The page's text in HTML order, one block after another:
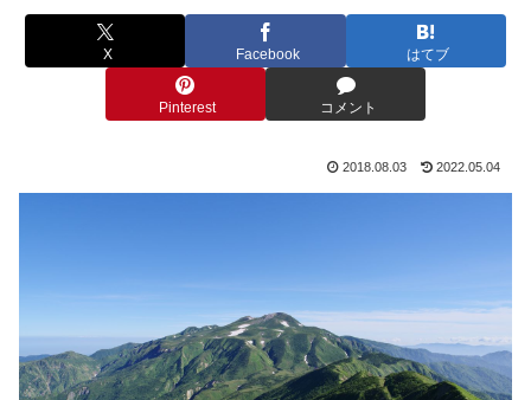
X Facebook はてブ
Pinterest コメント
2018.08.03 2022.05.04